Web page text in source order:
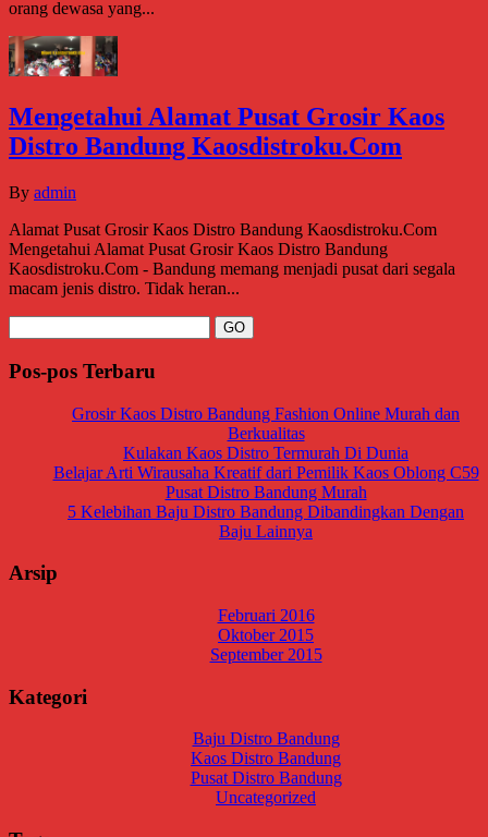
orang dewasa yang...
Mengetahui Alamat Pusat Grosir Kaos
Distro Bandung Kaosdistroku.Com
By admin
Alamat Pusat Grosir Kaos Distro Bandung Kaosdistroku.Com
Mengetahui Alamat Pusat Grosir Kaos Distro Bandung
Kaosdistroku.Com - Bandung memang menjadi pusat dari segala
macam jenis distro. Tidak heran...
Pos-pos Terbaru
Grosir Kaos Distro Bandung Fashion Online Murah dan
Berkualitas
Kulakan Kaos Distro Termurah Di Dunia
Belajar Arti Wirausaha Kreatif dari Pemilik Kaos Oblong C59
Pusat Distro Bandung Murah
5 Kelebihan Baju Distro Bandung Dibandingkan Dengan
Baju Lainnya
Arsip
Februari 2016
Oktober 2015
September 2015
Kategori
Baju Distro Bandung
Kaos Distro Bandung
Pusat Distro Bandung
Uncategorized